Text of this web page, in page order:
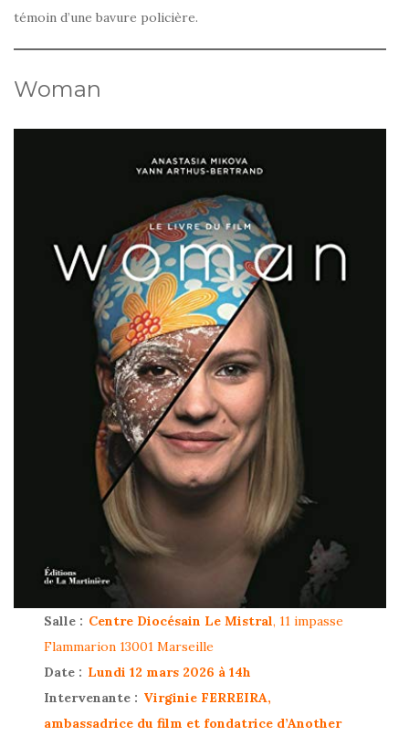
témoin d’une bavure policière.
Woman
Salle : Centre Diocésain Le Mistral, 11 impasse
Flammarion 13001 Marseille
Date : Lundi 12 mars 2026 à 14h
Intervenante : Virginie FERREIRA,
ambassadrice du film et fondatrice d’Another